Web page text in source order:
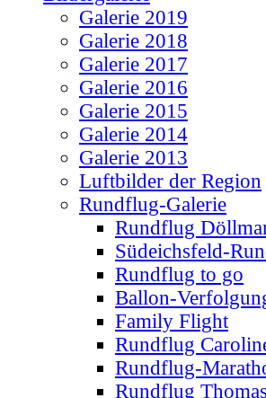
Galerie 2019
Galerie 2018
Galerie 2017
Galerie 2016
Galerie 2015
Galerie 2014
Galerie 2013
Luftbilder der Region
Rundflug-Galerie
Rundflug
Südeichsfeld-
Rundflug to go
Ballon-
Family Flight
Rundflug
Rundflug-
Rundflug Thomas